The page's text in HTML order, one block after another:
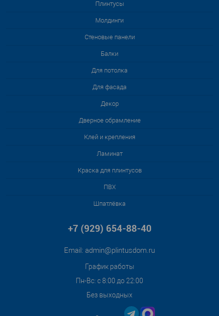
Плинтусы
Молдинги
Стеновые панели
Балки
Для потолка
Для фасада
Декор
Дверное обрамление
Клей и крепления
Ламинат
Краска для плинтусов
ПВХ
Шпатлёвка
+7 (929) 654-88-40
Email: admin@plintusdom.ru
График работы
Пн-Вс: с 8:00 до 22:00
Без выходных